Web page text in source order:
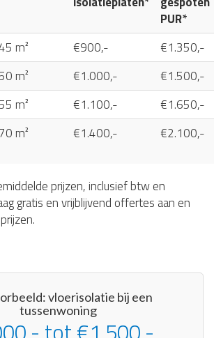
PUR*
m² €900,-
€1.350,-
m² €1.000,-
€1.500,-
m² €1.100,-
€1.650,-
70 m² €1.400,- €2.100,-
prijzen, inclusief btw en
gratis en vrijblijvend offertes aan en
vloerisolatie bij een
tussenwoning